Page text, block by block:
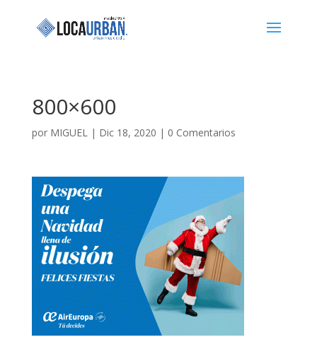
800×600
por MIGUEL| Dic 18, 2020 | 0 Comentarios